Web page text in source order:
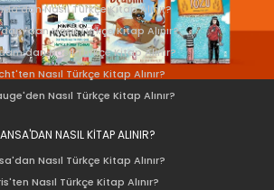
Nasıl Türkçe Kitap Alınır?
Nasıl Türkçe Kitap Alınır?
Nasıl Türkçe Kitap Alınır?
Nasıl Türkçe Kitap Alınır?
Nasıl Türkçe Kitap Alınır?
NASIL KİTAP ALINIR?
Nasıl Türkçe Kitap Alınır?
Nasıl Türkçe Kitap Alınır?